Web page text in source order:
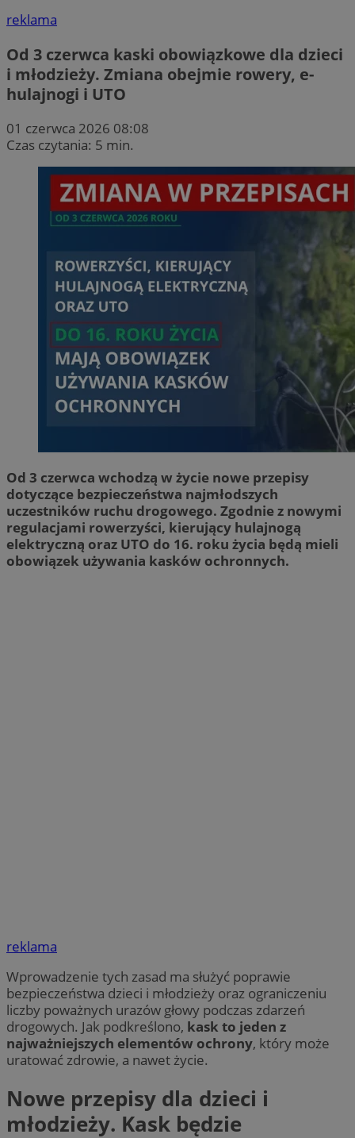
reklama
Od 3 czerwca kaski obowiązkowe dla dzieci
i młodzieży. Zmiana obejmie rowery, e-
hulajnogi i UTO
01 czerwca 2026 08:08
Czas czytania: 5 min.
Od 3 czerwca wchodzą w życie nowe przepisy
dotyczące bezpieczeństwa najmłodszych
uczestników ruchu drogowego. Zgodnie z nowymi
regulacjami rowerzyści, kierujący hulajnogą
elektryczną oraz UTO do 16. roku życia będą mieli
obowiązek używania kasków ochronnych.
reklama
Wprowadzenie tych zasad ma służyć poprawie
bezpieczeństwa dzieci i młodzieży oraz ograniczeniu
liczby poważnych urazów głowy podczas zdarzeń
drogowych. Jak podkreślono, kask to jeden z
najważniejszych elementów ochrony, który może
uratować zdrowie, a nawet życie.
Nowe przepisy dla dzieci i
młodzieży. Kask będzie